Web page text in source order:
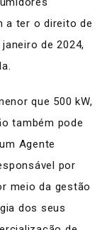
a ter o direito de
de 2024,
que 500 kW,
também pode
Agente
por
meio da gestão
dos seus